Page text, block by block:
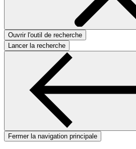
Ouvrir l'outil de recherche
Lancer la recherche
Fermer la navigation principale